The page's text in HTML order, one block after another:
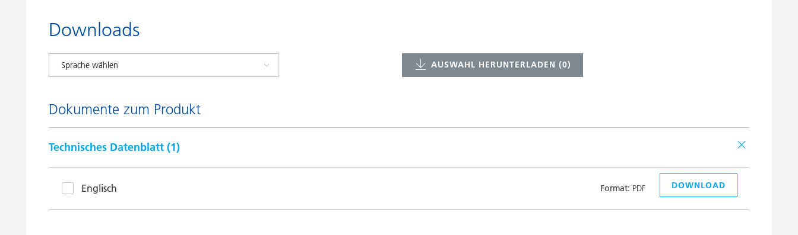
Downloads
AUSWAHL HERUNTERLADEN (0)
Dokumente zum Produkt
Technisches Datenblatt (1)
Englisch Format: PDF DOWNLOAD